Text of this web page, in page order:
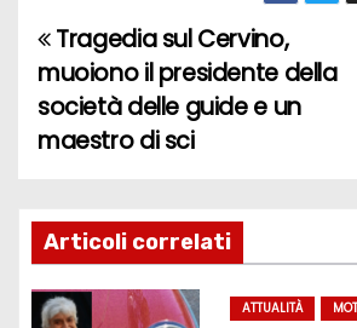
N
a
v
g
a
Tragedia sul Cervino,
muoiono il presidente della
società delle guide e un
maestro di sci
Articoli correlati
ATTUALITÀ